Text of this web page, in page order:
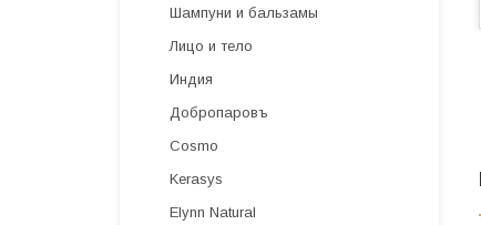
Шампуни и бальзамы
Лицо и тело
Индия
Добропаровъ
Cosmo
Kerasys
Elynn Natural